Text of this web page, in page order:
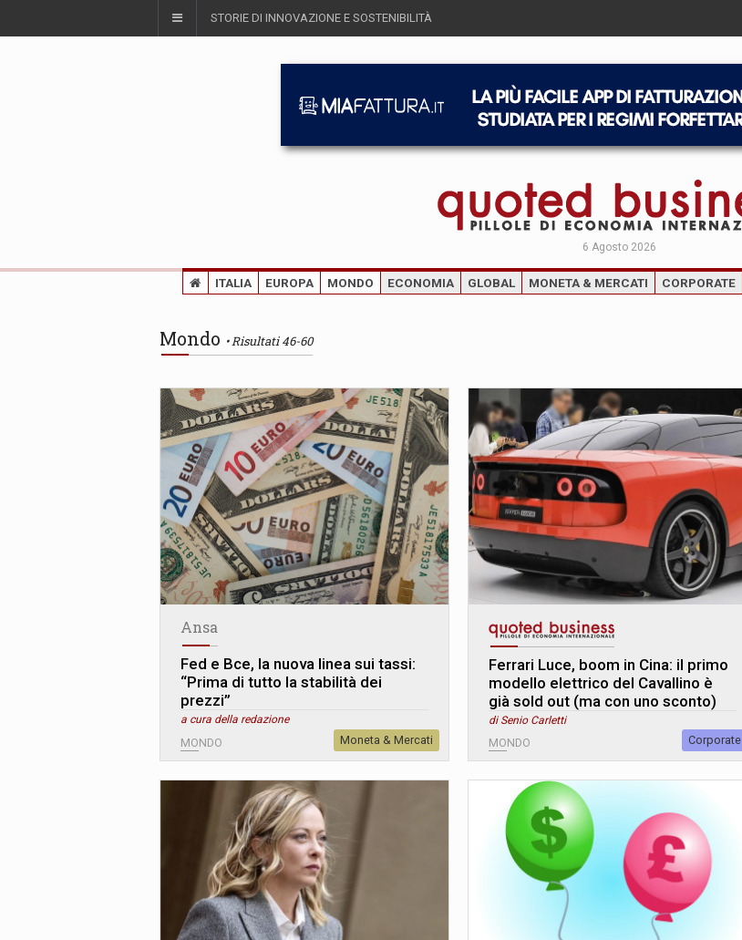
STORIE DI INNOVAZIONE E SOSTENIBILITÀ
6 Agosto 2026
ITALIA EUROPA MONDO ECONOMIA GLOBAL MONETA & MERCATI CORPORATE
Mondo Risultati 46-60
Ansa
Fed e Bce, la nuova linea sui tassi:
“Prima di tutto la stabilità dei
prezzi”
a cura della redazione
MONDO Moneta & Mercati
Ferrari Luce, boom in Cina: il primo
modello elettrico del Cavallino è
già sold out (ma con uno sconto)
di Senio Carletti
MONDO Corporate